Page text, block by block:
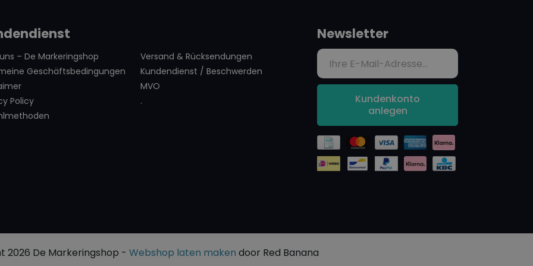
– De Markeringshop
Geschäftsbedingungen
Policy
Versand & Rücksendungen
Kundendienst / Beschwerden
MVO
.
Newsletter
Kundenkonto
anlegen
2026 De Markeringshop - Webshop laten maken door Red Banana